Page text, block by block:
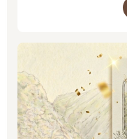
入女性同性情誼
續斬獲美國國家圖
華語文學歷史新
世。